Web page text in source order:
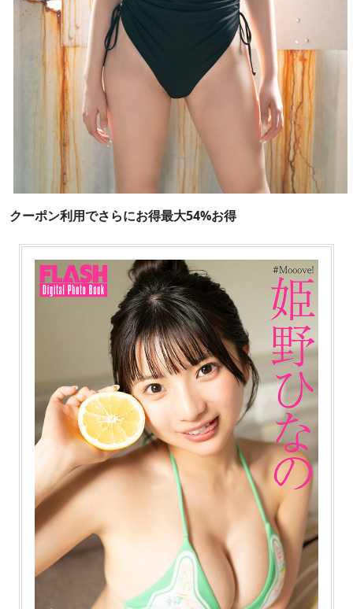
クーポン利用でさらにお得最大54%お得